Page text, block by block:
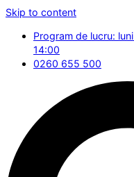
Skip to content
Program de lucru:
14:00
0260 655 500